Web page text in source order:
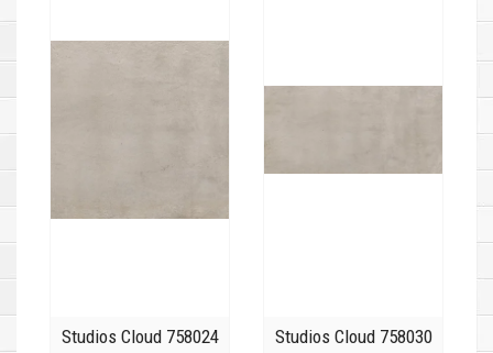
Studios Cloud 758024 Studios Cloud 758030